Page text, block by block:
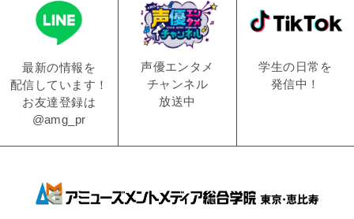
最新の情報を
配信しています！
お友達登録は
@amg_pr
声優エンタメ
チャンネル
放送中
学生の日常を
発信中！